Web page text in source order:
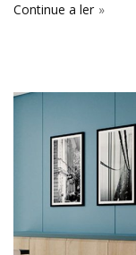
Continue a ler